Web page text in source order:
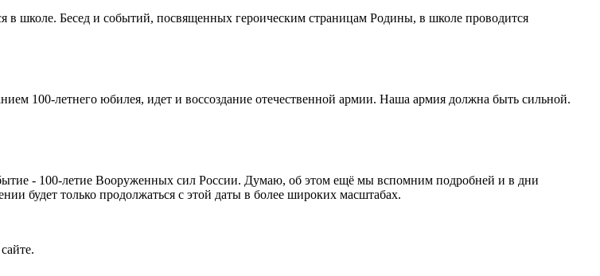
в школе. Бесед и событий, посвященных героическим страницам Родины, в школе проводится
100-летнего юбилея, идет и воссоздание отечественной армии. Наша армия должна быть сильной.
- 100-летие Вооруженных сил России. Думаю, об этом ещё мы вспомним подробней и в дни
будет только продолжаться с этой даты в более широких масштабах.